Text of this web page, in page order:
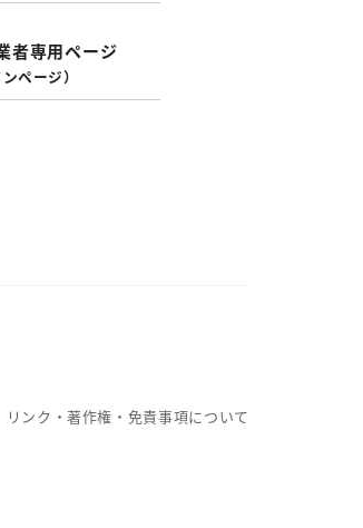
者専用ページ
ページ）
リンク・著作権・免責事項について